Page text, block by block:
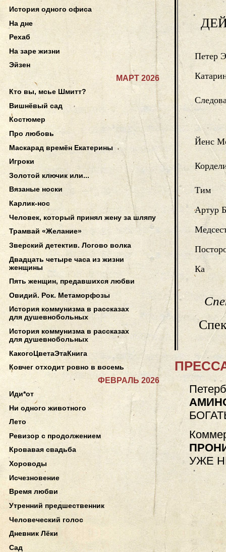
Петер
Йенс
Тим
Артур
Ка
УЖЕ
История одного офиса
На дне
Рехаб
На заре жизни
Эйзен
МАРТ 2026
Кто вы, мсье Шмитт?
Вишнёвый сад
Костюмер
Про любовь
Маскарад времён Екатерины
Игроки
Золотой ключик или...
Вязаные носки
Карлик-нос
Человек, который принял жену за шляпу
Трамвай «Желание»
Зверский детектив. Логово волка
Двадцать четыре часа из жизни
женщины
Пять женщин, предавшихся любви
Овидий. Рок. Метаморфозы
История коммунизма в рассказах
для душевнобольных
История коммунизма в рассказах
для душевнобольных
КакогоЦветаЭтаКнига
Ковчег отходит ровно в восемь
ФЕВРАЛЬ 2026
Иди*от
Ни одного животного
Лето
Ревизор с продолжением
Кровавая свадьба
Хороводы
Исчезновение
Время любви
Утренний предшественник
Человеческий голос
Дневник Лёки
Сад